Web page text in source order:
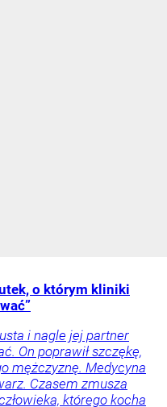
o którym kliniki
i nagle jej partner
On poprawił szczękę,
mężczyznę. Medycyna
Czasem zmusza
którego kocha